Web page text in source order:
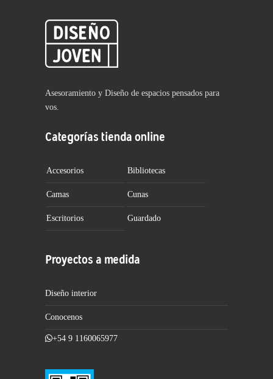
Asesoramiento y Diseño de espacios pensados para
vos.
Categorías tienda online
Accesorios Bibliotecas
Camas Cunas
Escritorios Guardado
Proyectos a medida
Diseño interior
Conocenos
+54 9 1160065977